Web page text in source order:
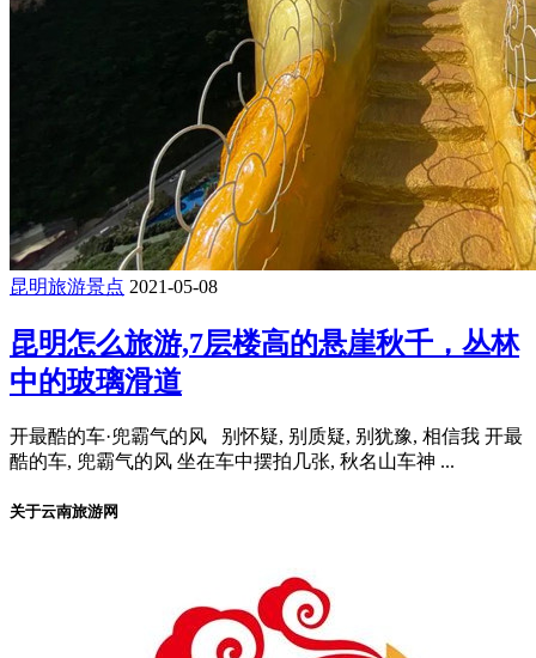
昆明旅游景点 2021-05-08
昆明怎么旅游,7层楼高的悬崖秋千，丛林
中的玻璃滑道
开最酷的车·兜霸气的风 别怀疑, 别质疑, 别犹豫, 相信我 开最
酷的车, 兜霸气的风 坐在车中摆拍几张, 秋名山车神 ...
关于云南旅游网